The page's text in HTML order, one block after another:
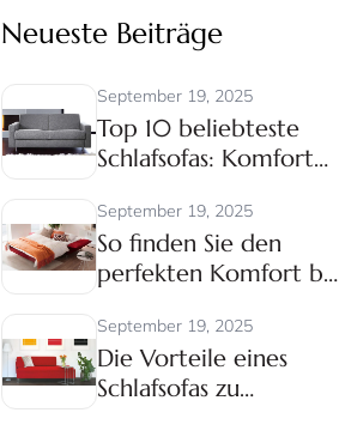
Neueste Beiträge
September 19, 2025
Top 10 beliebteste
Schlafsofas: Komfort
Zuhause
September 19, 2025
So finden Sie den
perfekten Komfort bei
September 19, 2025
Die Vorteile eines
Schlafsofas zu